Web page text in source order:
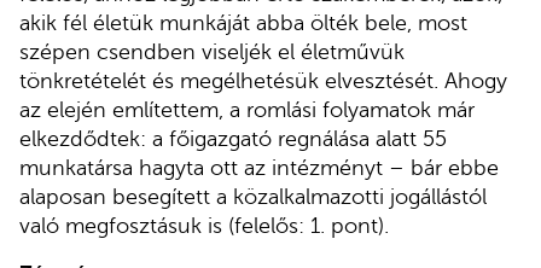
akik fél életük munkáját abba ölték bele, most
szépen csendben viseljék el életművük
tönkretételét és megélhetésük elvesztését. Ahogy
az elején említettem, a romlási folyamatok már
elkezdődtek: a főigazgató regnálása alatt 55
munkatársa hagyta ott az intézményt – bár ebbe
alaposan besegített a közalkalmazotti jogállástól
való megfosztásuk is (felelős: 1. pont).